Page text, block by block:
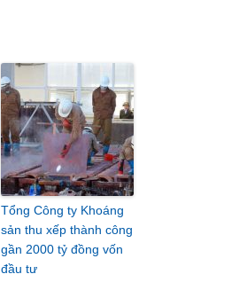
Tổng Công ty Khoáng
sản thu xếp thành công
gần 2000 tỷ đồng vốn
đầu tư